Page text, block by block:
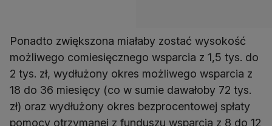
Ponadto zwiększona miałaby zostać wysokość
możliwego comiesięcznego wsparcia z 1,5 tys. do
2 tys. zł, wydłużony okres możliwego wsparcia z
18 do 36 miesięcy (co w sumie dawałoby 72 tys.
zł) oraz wydłużony okres bezprocentowej spłaty
pomocy otrzymanej z funduszu wsparcia z 8 do 12